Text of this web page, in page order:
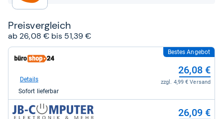
Preis­ver­gleich
ab 26,08 € bis 51,39 €
zum
Shop:
büroshop24
26,08
kaufen.
Bestes Angebot
26,08 €
zzgl. 4,99 € Versand
Details
Sofort lieferbar
zum
Shop:
26,09 €